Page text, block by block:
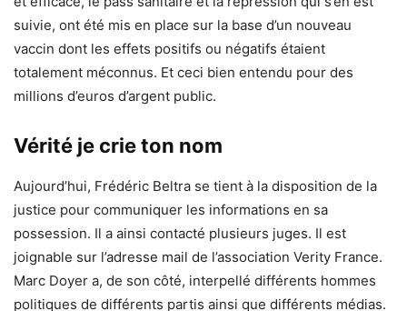
suivie, ont été mis en place sur la base d’un nouveau
vaccin dont les effets positifs ou négatifs étaient
totalement méconnus. Et ceci bien entendu pour des
millions d’euros d’argent public.
Vérité je crie ton nom
Aujourd’hui, Frédéric Beltra se tient à la disposition de la
justice pour communiquer les informations en sa
possession. Il a ainsi contacté plusieurs juges. Il est
joignable sur l’adresse mail de l’association Verity France.
Marc Doyer a, de son côté, interpellé différents hommes
politiques de différents partis ainsi que différents médias.